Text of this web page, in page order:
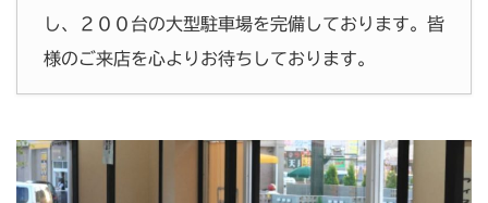
し、２００台の大型駐車場を完備しております。皆
様のご来店を心よりお待ちしております。